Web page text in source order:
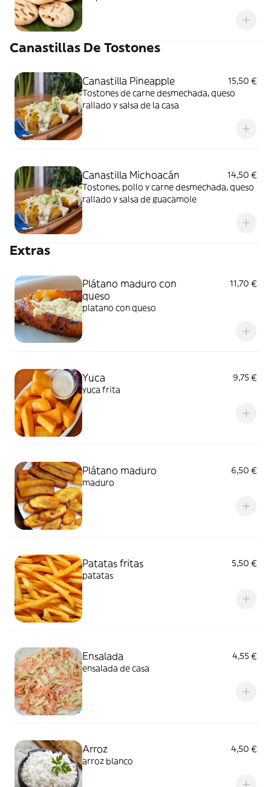
Canastillas De Tostones
Canastilla Pineapple
15,50 €
Tostones de carne desmechada, queso
rallado y salsa de la casa
Canastilla Michoacán
14,50 €
Tostones, pollo y carne desmechada, queso
rallado y salsa de guacamole
Extras
Plátano maduro con
queso
11,70 €
platano con queso
Yuca
9,75 €
yuca frita
Plátano maduro
6,50 €
maduro
Patatas fritas
5,50 €
patatas
Ensalada
4,55 €
ensalada de casa
Arroz
4,50 €
arroz blanco